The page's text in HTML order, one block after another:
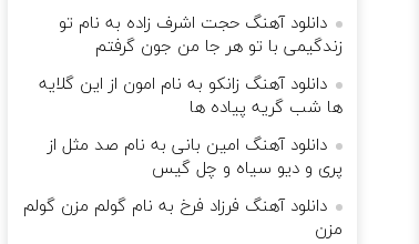
دانلود آهنگ حجت اشرف زاده به نام تو
زندگیمی با تو هر جا من جون گرفتم
دانلود آهنگ زانکو به نام امون از این گلایه
ها شب گریه پیاده ها
دانلود آهنگ امین بانی به نام ﺻﺪ ﻣﺜﻞ از
ﭘﺮی و دﻳﻮ ﺳﻴﺎه و ﭼﻞ ﮔﻴﺲ
دانلود آهنگ فرزاد فرخ به نام گولم مزن گولم
مزن